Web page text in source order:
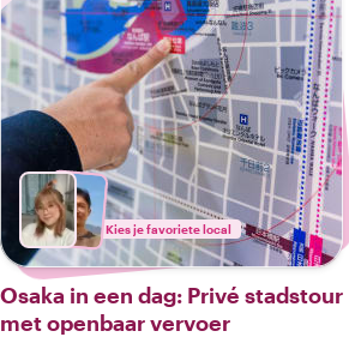
Kies je favoriete local
Osaka in een dag: Privé stadstour
met openbaar vervoer